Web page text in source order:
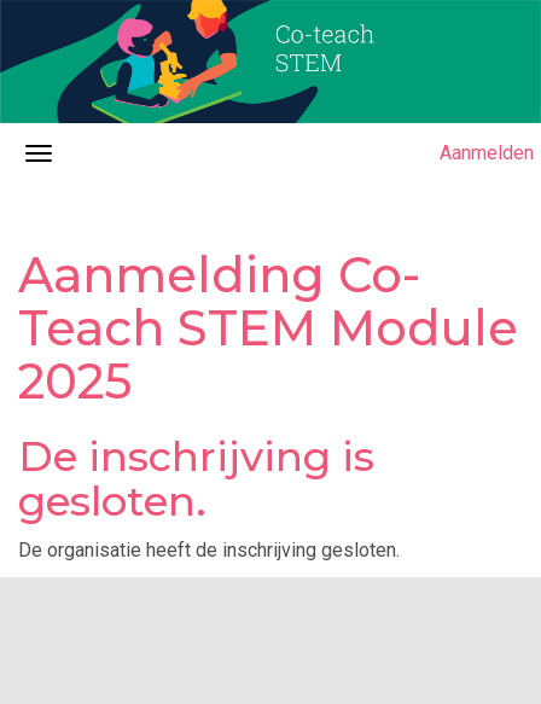
Aanmelden
Aanmelding Co-
Teach STEM Module
2025
De inschrijving is
gesloten.
De organisatie heeft de inschrijving gesloten.